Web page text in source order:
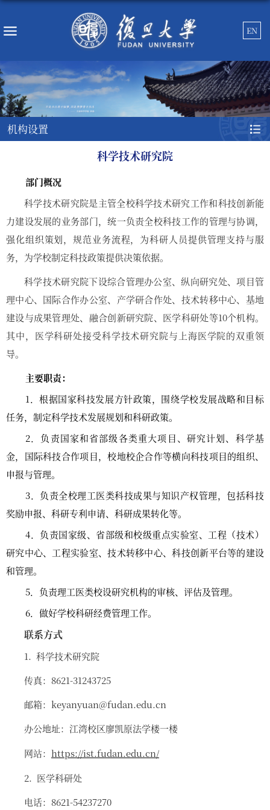
EN
机构设置
科学技术研究院
部门概况
科学技术研究院是主管全校科学技术研究工作和科技创新能
力建设发展的业务部门，统一负责全校科技工作的管理与协调，
强化组织策划，规范业务流程，为科研人员提供管理支持与服
务，为学校制定科技政策提供决策依据。
科学技术研究院下设综合管理办公室、纵向研究处、项目管
理中心、国际合作办公室、产学研合作处、技术转移中心、基地
建设与成果管理处、融合创新研究院、医学科研处等10个机构。
其中，医学科研处接受科学技术研究院与上海医学院的双重领
导。
主要职责：
1 ．根据国家科技发展方针政策，围绕学校发展战略和目标
任务，制定科学技术发展规划和科研政策。
2 ．负责国家和省部级各类重大项目、研究计划、科学基
金，国际科技合作项目，校地校企合作等横向科技项目的组织、
申报与管理。
3 ．负责全校理工医类科技成果与知识产权管理，包括科技
奖励申报、科研专利申请、科研成果转化等。
4 ．负责国家级、省部级和校级重点实验室、工程（技术）
研究中心、工程实验室、技术转移中心、科技创新平台等的建设
和管理。
5 ．负责理工医类校设研究机构的审核、评估及管理。
6 ．做好学校科研经费管理工作。
联系方式
1. 科学技术研究院
传真：8621-31243725
邮箱：keyanyuan@fudan.edu.cn
办公地址：江湾校区廖凯原法学楼一楼
网站： https://ist.fudan.edu.cn/
2. 医学科研处
电话：8621-54237270